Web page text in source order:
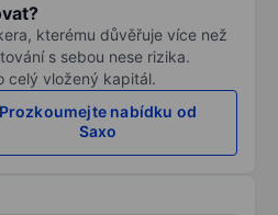
kterému důvěřuje více než
s sebou nese rizika.
celý vložený kapitál.
Prozkoumejte nabídku od
Saxo